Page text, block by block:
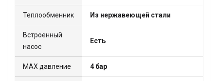
Теплообменник Из нержавеющей стали
Встроенный
насос
Есть
МАХ давление 4 бар